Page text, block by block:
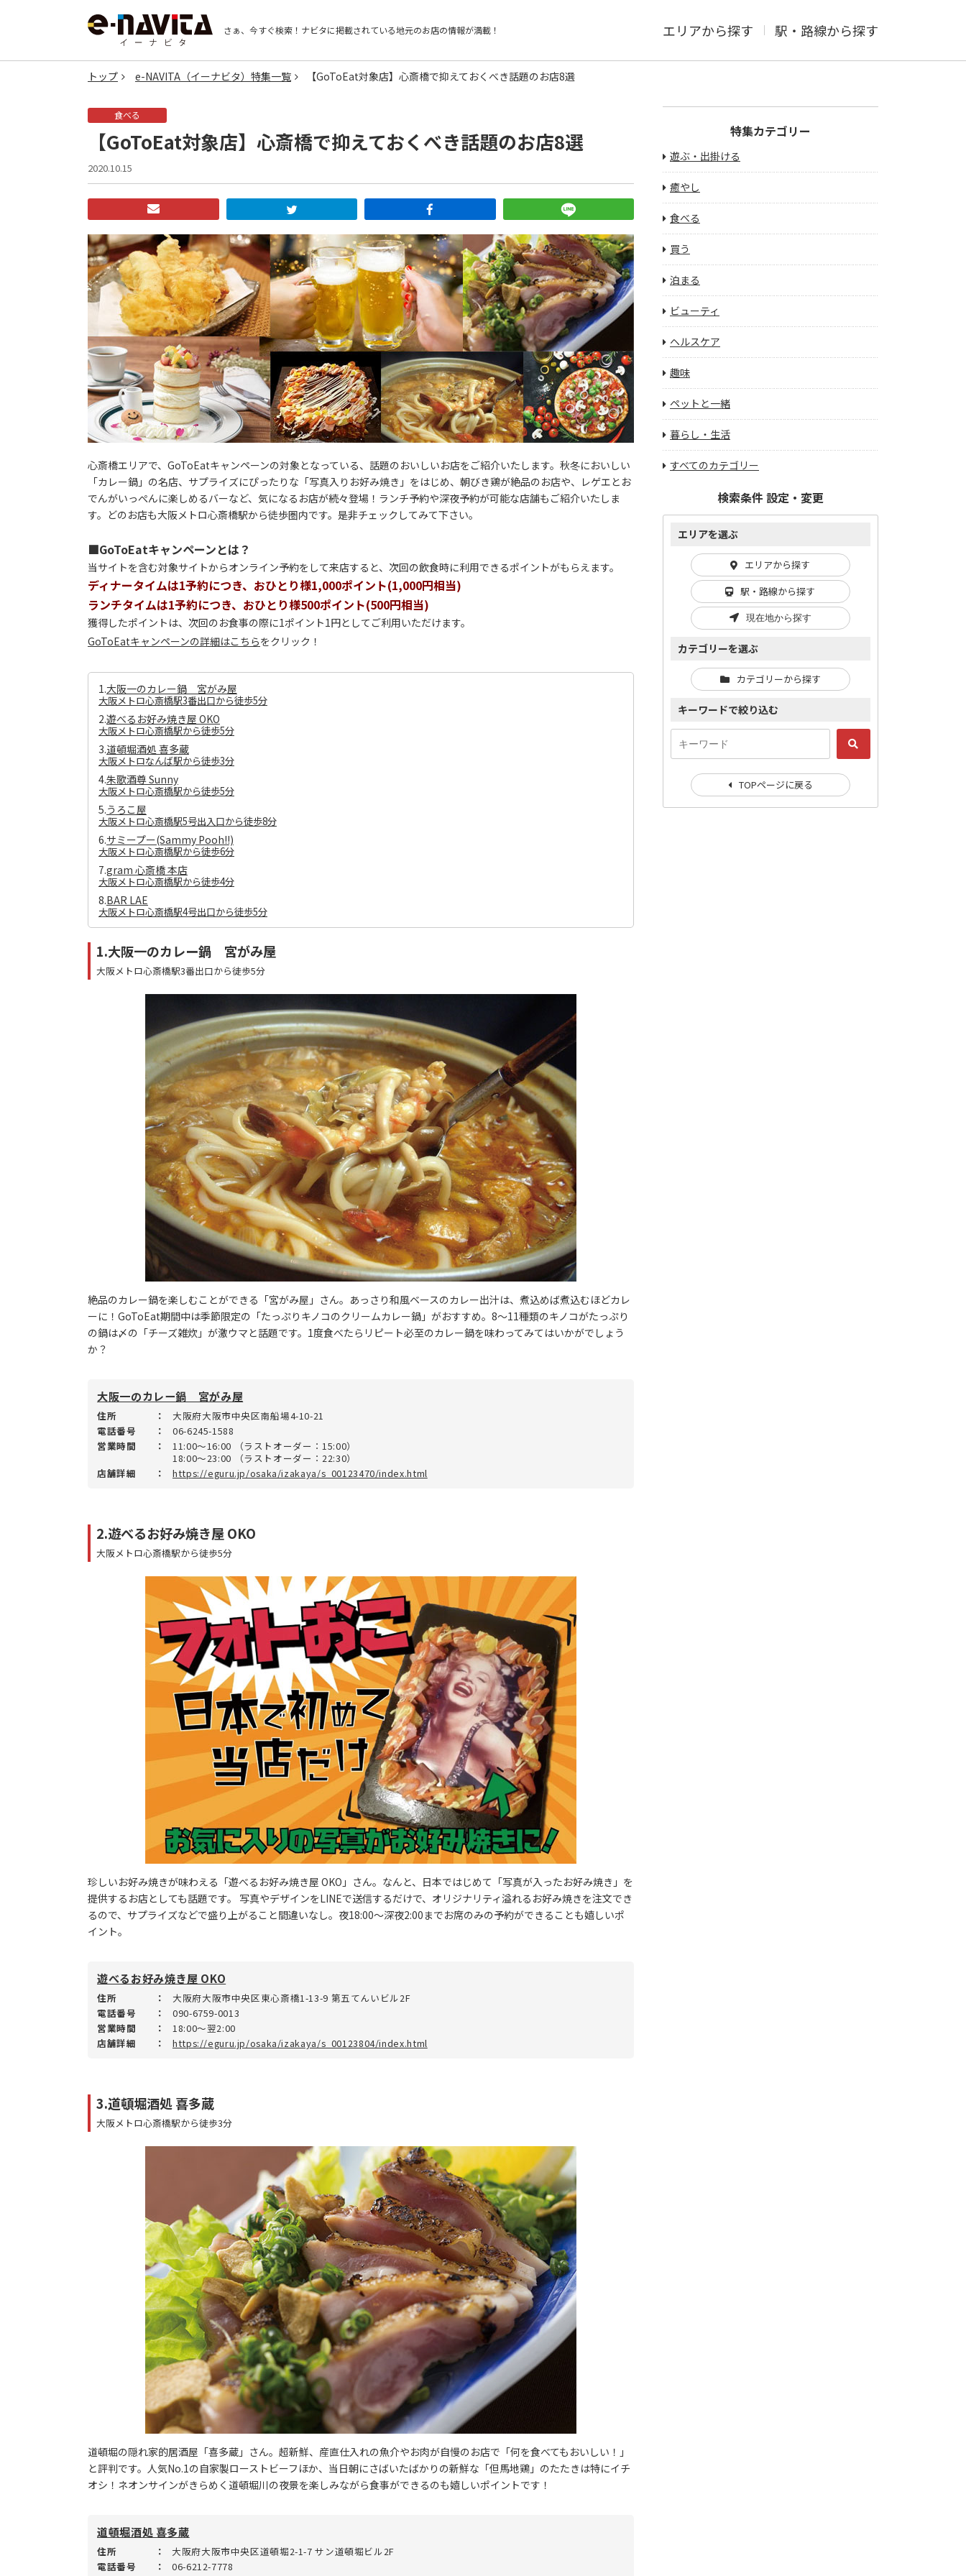
さぁ、今すぐ検索！ ナビタに掲載されている地元のお店の情報が満載！ エリアから探す 駅・路線から探す
トップ e-NAVITA（イーナビタ）特集一覧 【GoToEat対象店】心斎橋で抑えておくべき話題のお店8選
食べる
【GoToEat対象店】心斎橋で抑えておくべき話題のお店8選
2020.10.15
心斎橋エリアで、GoToEatキャンペーンの対象となっている、話題のおいしいお店をご紹介いたします。秋冬においしい
「カレー鍋」の名店、サプライズにぴったりな「写真入りお好み焼き」をはじめ、朝びき鶏が絶品のお店や、レゲエとお
でんがいっぺんに楽しめるバーなど、気になるお店が続々登場！ランチ予約や深夜予約が可能な店舗もご紹介いたしま
す。どのお店も大阪メトロ心斎橋駅から徒歩圏内です。是非チェックしてみて下さい。
■GoToEatキャンペーンとは？
当サイトを含む対象サイトからオンライン予約をして来店すると、次回の飲食時に利用できるポイントがもらえます。
ディナータイムは1予約につき、おひとり様1,000ポイント(1,000円相当)
ランチタイムは1予約につき、おひとり様500ポイント(500円相当)
獲得したポイントは、次回のお食事の際に1ポイント1円としてご利用いただけます。
GoToEatキャンペーンの詳細はこちらをクリック！
1.大阪一のカレー鍋 宮がみ屋
大阪メトロ心斎橋駅3番出口から徒歩5分
2.遊べるお好み焼き屋 OKO
大阪メトロ心斎橋駅から徒歩5分
3.道頓堀酒処 喜多蔵
大阪メトロなんば駅から徒歩3分
4.朱歌酒尊 Sunny
大阪メトロ心斎橋駅から徒歩5分
5.うろこ屋
大阪メトロ心斎橋駅5号出入口から徒歩8分
6.サミープー(Sammy Pooh!!)
大阪メトロ心斎橋駅から徒歩6分
7.gram 心斎橋 本店
大阪メトロ心斎橋駅から徒歩4分
8.BAR LAE
大阪メトロ心斎橋駅4号出口から徒歩5分
1.大阪一のカレー鍋 宮がみ屋
大阪メトロ心斎橋駅3番出口から徒歩5分
絶品のカレー鍋を楽しむことができる「宮がみ屋」さん。あっさり和風ベースのカレー出汁は、煮込めば煮込むほどカレ
ーに！GoToEat期間中は季節限定の「たっぷりキノコのクリームカレー鍋」がおすすめ。8～11種類のキノコがたっぷり
の鍋は〆の「チーズ雑炊」が激ウマと話題です。1度食べたらリピート必至のカレー鍋を味わってみてはいかがでしょう
か？
大阪一のカレー鍋 宮がみ屋
住所 ：
大阪府大阪市中央区南船場4-10-21
電話番号
：
06-6245-1588
営業時間
：
11:00～16:00 （ラストオーダー：15:00）
18:00～23:00 （ラストオーダー：22:30）
店舗詳細
： https://eguru.jp/osaka/izakaya/s_00123470/index.html
2.遊べるお好み焼き屋 OKO
大阪メトロ心斎橋駅から徒歩5分
珍しいお好み焼きが味わえる「遊べるお好み焼き屋 OKO」さん。なんと、日本ではじめて「写真が入ったお好み焼き」を
提供するお店としても話題です。 写真やデザインをLINEで送信するだけで、オリジナリティ溢れるお好み焼きを注文でき
るので、サプライズなどで盛り上がること間違いなし。夜18:00～深夜2:00までお席のみの予約ができることも嬉しいポ
イント。
遊べるお好み焼き屋 OKO
住所 ：
大阪府大阪市中央区東心斎橋1-13-9 第五てんいビル2F
電話番号
：
090-6759-0013
営業時間
：
18:00～翌2:00
店舗詳細
： https://eguru.jp/osaka/izakaya/s_00123804/index.html
3.道頓堀酒処 喜多蔵
大阪メトロ心斎橋駅から徒歩3分
道頓堀の隠れ家的居酒屋「喜多蔵」さん。超新鮮、産直仕入れの魚介やお肉が自慢のお店で「何を食べてもおいしい！」
と評判です。人気No.1の自家製ローストビーフほか、当日朝にさばいたばかりの新鮮な「但馬地鶏」のたたきは特にイチ
オシ！ネオンサインがきらめく道頓堀川の夜景を楽しみながら食事ができるのも嬉しいポイントです！
道頓堀酒処 喜多蔵
住所 ：
大阪府大阪市中央区道頓堀2-1-7 サン道頓堀ビル2F
電話番号
：
06-6212-7778
特集カテゴリー
遊ぶ・出掛ける
癒やし
食べる
買う
泊まる
ビューティ
ヘルスケア
趣味
ペットと一緒
暮らし・生活
すべてのカテゴリー
検索条件 設定・変更
エリアを選ぶ
エリアから探す
駅・路線から探す
現在地から探す
カテゴリーを選ぶ
カテゴリーから探す
キーワードで絞り込む
TOPページに戻る